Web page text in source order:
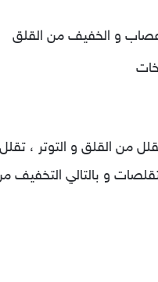
و الخفيف من القلق
من القلق و التوتر ،
و بالتالي التخفيف